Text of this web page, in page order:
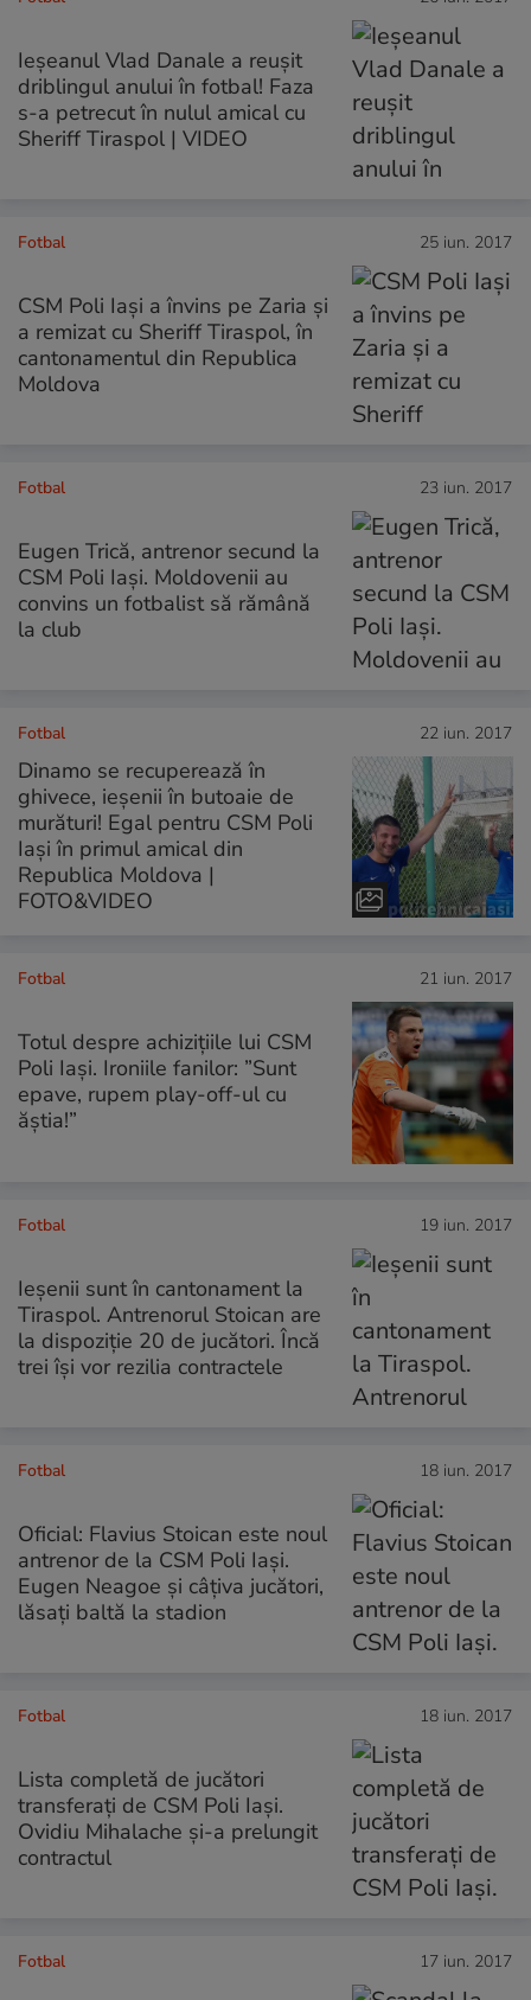
Ieșeanul Vlad Danale a reușit
driblingul anului în fotbal! Faza
s-a petrecut în nulul amical cu
Sheriff Tiraspol | VIDEO
Fotbal 25 iun. 2017
CSM Poli Iași a învins pe Zaria și
a remizat cu Sheriff Tiraspol, în
cantonamentul din Republica
Moldova
Fotbal 23 iun. 2017
Eugen Trică, antrenor secund la
CSM Poli Iași. Moldovenii au
convins un fotbalist să rămână
la club
Fotbal 22 iun. 2017
Dinamo se recuperează în
ghivece, ieșenii în butoaie de
murături! Egal pentru CSM Poli
Iași în primul amical din
Republica Moldova |
FOTO&VIDEO
Fotbal 21 iun. 2017
Totul despre achizițiile lui CSM
Poli Iași. Ironiile fanilor: ”Sunt
epave, rupem play-off-ul cu
ăștia!”
Fotbal 19 iun. 2017
Ieșenii sunt în cantonament la
Tiraspol. Antrenorul Stoican are
la dispoziție 20 de jucători. Încă
trei își vor rezilia contractele
Fotbal 18 iun. 2017
Oficial: Flavius Stoican este noul
antrenor de la CSM Poli Iași.
Eugen Neagoe și câțiva jucători,
lăsați baltă la stadion
Fotbal 18 iun. 2017
Lista completă de jucători
transferați de CSM Poli Iași.
Ovidiu Mihalache și-a prelungit
contractul
Fotbal 17 iun. 2017